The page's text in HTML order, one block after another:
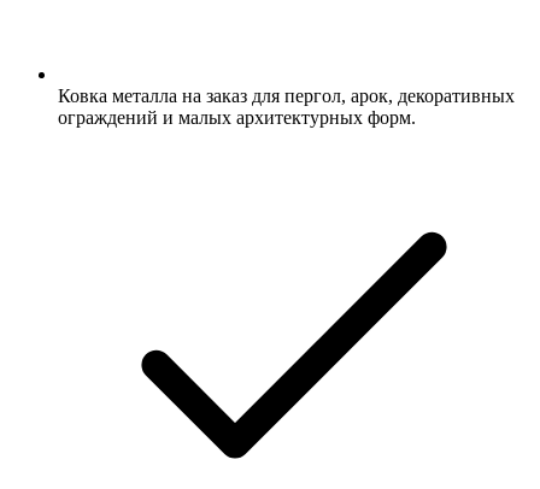
Ковка металла на заказ для пергол, арок, декоративных
ограждений и малых архитектурных форм.